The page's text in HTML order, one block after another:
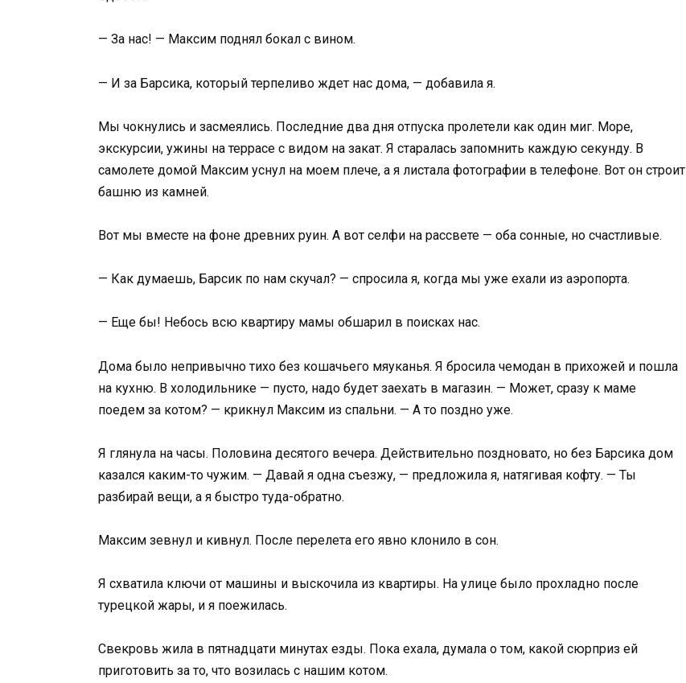
— За нас! — Максим поднял бокал с вином.
— И за Барсика, который терпеливо ждет нас дома, — добавила я.
Мы чокнулись и засмеялись. Последние два дня отпуска пролетели как один миг. Море,
экскурсии, ужины на террасе с видом на закат. Я старалась запомнить каждую секунду. В
самолете домой Максим уснул на моем плече, а я листала фотографии в телефоне. Вот он строит
башню из камней.
Вот мы вместе на фоне древних руин. А вот селфи на рассвете — оба сонные, но счастливые.
— Как думаешь, Барсик по нам скучал? — спросила я, когда мы уже ехали из аэропорта.
— Еще бы! Небось всю квартиру мамы обшарил в поисках нас.
Дома было непривычно тихо без кошачьего мяуканья. Я бросила чемодан в прихожей и пошла
на кухню. В холодильнике — пусто, надо будет заехать в магазин. — Может, сразу к маме
поедем за котом? — крикнул Максим из спальни. — А то поздно уже.
Я глянула на часы. Половина десятого вечера. Действительно поздновато, но без Барсика дом
казался каким-то чужим. — Давай я одна съезжу, — предложила я, натягивая кофту. — Ты
разбирай вещи, а я быстро туда-обратно.
Максим зевнул и кивнул. После перелета его явно клонило в сон.
Я схватила ключи от машины и выскочила из квартиры. На улице было прохладно после
турецкой жары, и я поежилась.
Свекровь жила в пятнадцати минутах езды. Пока ехала, думала о том, какой сюрприз ей
приготовить за то, что возилась с нашим котом.